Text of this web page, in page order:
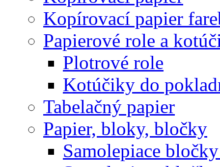
Kopírovací papier
Papierové role a
Plotrové role
Kotúčiky do
Tabelačný papier
Papier, bloky, bločky
Samolepiace